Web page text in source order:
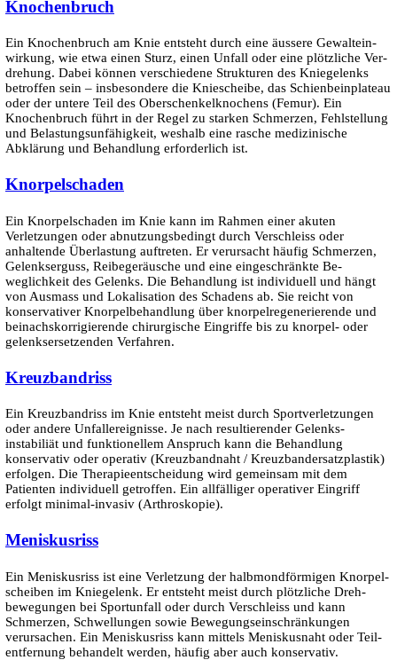
Knochen­bruch
Ein Knochenbruch am Knie entsteht durch eine äussere Gewalt­ein­
wirkung, wie etwa einen Sturz, einen Unfall oder eine plötz­liche Ver­
drehung. Dabei können ver­schiedene Strukturen des Knie­gelenks
betroffen sein – insbesondere die Knie­scheibe, das Schien­bein­plateau
oder der untere Teil des Ober­schenkel­knochens (Femur). Ein
Knochen­bruch führt in der Regel zu starken Schmerzen, Fehlstellung
und Belastungs­un­fähigkeit, weshalb eine rasche medizinische
Abklärung und Be­handlung erforder­lich ist.
Knorpel­schaden
Ein Knorpel­schaden im Knie kann im Rahmen einer akuten
Verletzungen oder abnutzungsbedingt durch Ver­schleiss oder
anhaltende Über­lastung auftreten. Er verursacht häufig Schmerzen,
Gelenks­erguss, Reibe­geräusche und eine ein­geschränkte Be­
weglichkeit des Gelenks. Die Behandlung ist individuell und hängt
von Ausmass und Lokalisation des Schadens ab. Sie reicht von
konservativer Knorpelbehandlung über knorpel­regenerierende und
beinachs­korrigierende chirurgische Eingriffe bis zu knorpel- oder
gelenks­ersetzenden Verfahren.
Kreuzband­­riss
Ein Kreuzbandriss im Knie entsteht meist durch Sport­ver­letzungen
oder andere Unfall­ereignisse. Je nach resultierender Gelenks­
instabiliät und funktionellem Anspruch kann die Behandlung
konservativ oder operativ (Kreuzbandnaht / Kreuz­band­ersatz­plastik)
erfolgen. Die Therapie­ent­scheidung wird gemeinsam mit dem
Patienten individuell getroffen. Ein all­fälliger operativer Eingriff
erfolgt minimal-invasiv (Arthro­skopie).
Meniskusriss
Ein Meniskus­riss ist eine Ver­letzung der halb­mond­förmigen Knorpel­
scheiben im Knie­gelenk. Er ent­steht meist durch plötz­liche Dreh­
bewegungen bei Sport­unfall oder durch Ver­schleiss und kann
Schmerzen, Schwellungen sowie Bewegungs­ein­schränkungen
verursachen. Ein Meniskus­riss kann mittels Meniskus­naht oder Teil­
entfernung behandelt werden, häufig aber auch konservativ.